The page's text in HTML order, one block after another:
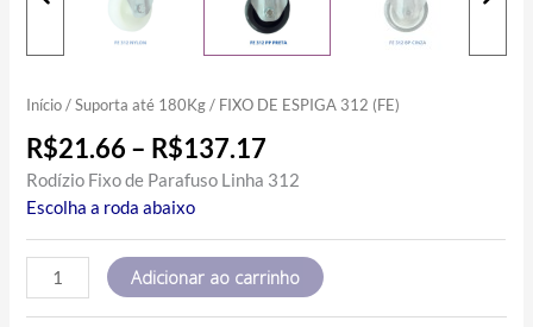
Início/Suporta até 180Kg/ FIXO DE ESPIGA 312 (FE)
R$21.66 – R$137.17
Rodízio Fixo de Parafuso Linha 312
Escolha a roda abaixo
Adicionar ao carrinho